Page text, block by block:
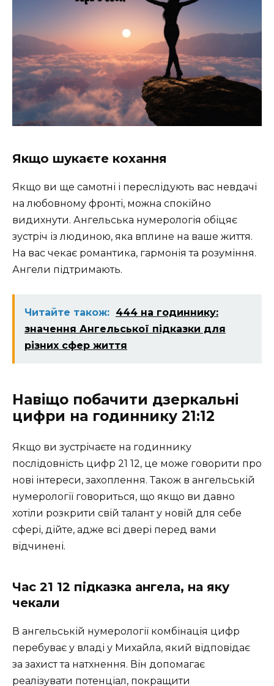
Якщо шукаєте кохання
Якщо ви ще самотні і переслідують вас невдачі
на любовному фронті, можна спокійно
видихнути. Ангельська нумерологія обіцяє
зустріч із людиною, яка вплине на ваше життя.
На вас чекає романтика, гармонія та розуміння.
Ангели підтримають.
Читайте також: 444 на годиннику:
значення Ангельської підказки для
різних сфер життя
Навіщо побачити дзеркальні
цифри на годиннику 21:12
Якщо ви зустрічаєте на годиннику
послідовність цифр 21 12, це може говорити про
нові інтереси, захоплення. Також в ангельській
нумерології говориться, що якщо ви давно
хотіли розкрити свій талант у новій для себе
сфері, дійте, адже всі двері перед вами
відчинені.
Час 21 12 підказка ангела, на яку
чекали
В ангельській нумерології комбінація цифр
перебуває у владі у Михайла, який відповідає
за захист та натхнення. Він допомагає
реалізувати потенціал, покращити